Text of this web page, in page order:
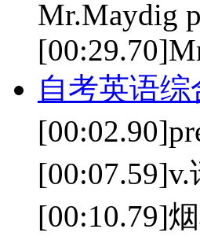
Mr.Maydig
自考英语综
[00:10.79]